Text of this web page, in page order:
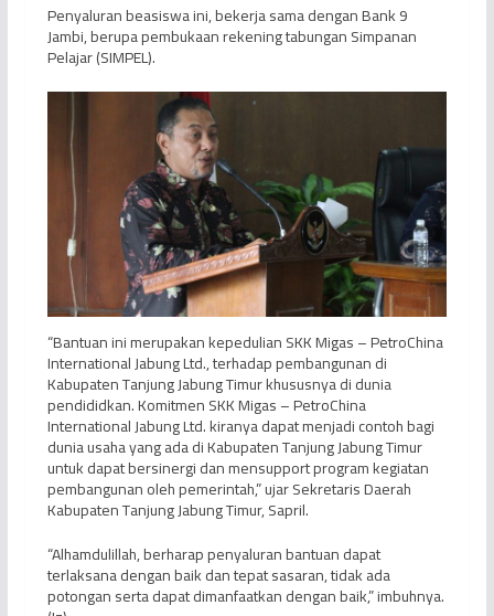
Penyaluran beasiswa ini, bekerja sama dengan Bank 9
Jambi, berupa pembukaan rekening tabungan Simpanan
Pelajar (SIMPEL).
“Bantuan ini merupakan kepedulian SKK Migas – PetroChina
International Jabung Ltd., terhadap pembangunan di
Kabupaten Tanjung Jabung Timur khususnya di dunia
pendididkan. Komitmen SKK Migas – PetroChina
International Jabung Ltd. kiranya dapat menjadi contoh bagi
dunia usaha yang ada di Kabupaten Tanjung Jabung Timur
untuk dapat bersinergi dan mensupport program kegiatan
pembangunan oleh pemerintah,” ujar Sekretaris Daerah
Kabupaten Tanjung Jabung Timur, Sapril.
“Alhamdulillah, berharap penyaluran bantuan dapat
terlaksana dengan baik dan tepat sasaran, tidak ada
potongan serta dapat dimanfaatkan dengan baik,” imbuhnya.